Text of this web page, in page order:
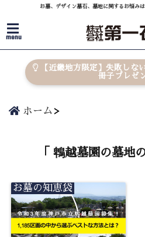
お墓、デザイン墓石、墓地に関するお悩み
menu
【近畿地方限定】失敗しな
冊子プレゼ
ホーム
「 鵯越墓園の墓地
お墓の知恵袋